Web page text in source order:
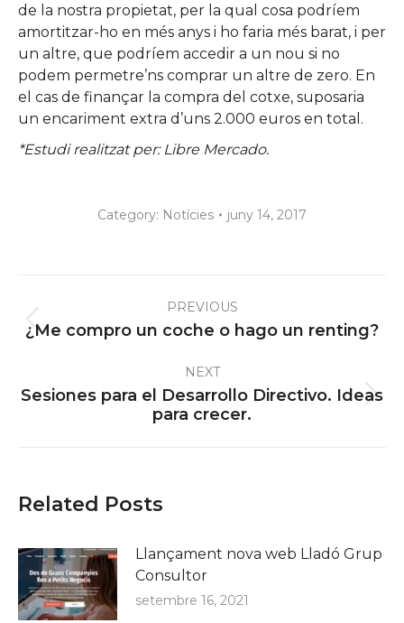
de la nostra propietat, per la qual cosa podríem
amortitzar-ho en més anys i ho faria més barat, i per
un altre, que podríem accedir a un nou si no
podem permetre’ns comprar un altre de zero. En
el cas de finançar la compra del cotxe, suposaria
un encariment extra d’uns 2.000 euros en total.
*Estudi realitzat per: Libre Mercado.
Category: Notícies juny 14, 2017
navigationPREVIOUS
Previous
¿Me compro un coche o hago un renting?
NEXT
Next
post:
Sesiones para el Desarrollo Directivo. Ideas
para crecer.
Related Posts
Llançament nova web Lladó Grup
Consultor
setembre 16, 2021